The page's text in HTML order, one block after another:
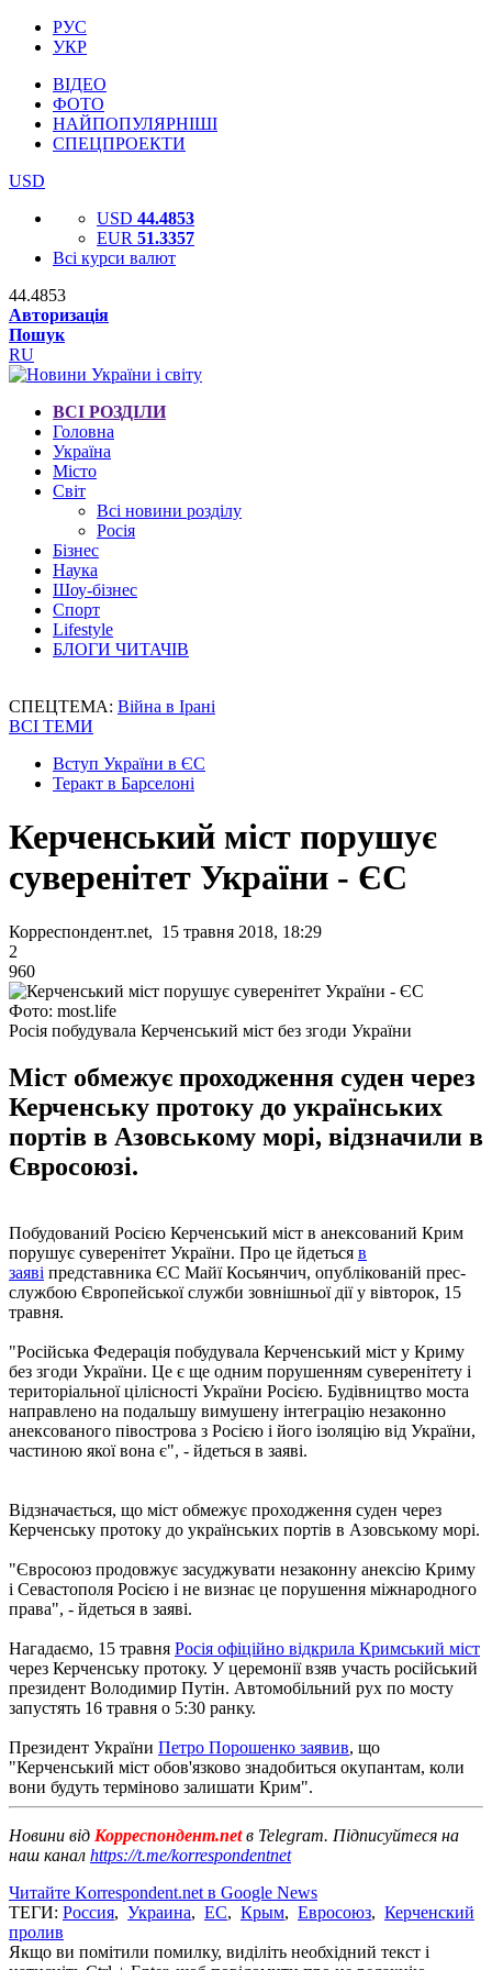
РУС
УКР
ВІДЕО
ФОТО
НАЙПОПУЛЯРНІШІ
СПЕЦПРОЕКТИ
USD
USD 44.4853
EUR 51.3357
Всі курси валют
44.4853
Авторизація
Пошук
RU
ВСІ РОЗДІЛИ
Головна
Україна
Місто
Світ
Всі новини розділу
Росія
Бізнес
Наука
Шоу-бізнес
Спорт
Lifestyle
БЛОГИ ЧИТАЧІВ
СПЕЦТЕМА: Війна в Ірані
ВСІ ТЕМИ
Вступ України в ЄС
Теракт в Барселоні
Керченський міст порушує
суверенітет України - ЄС
Корреспондент.net, 15 травня 2018, 18:29
2
960
Фото: most.life
Росія побудувала Керченський міст без згоди України
Міст обмежує проходження суден через
Керченську протоку до українських
портів в Азовському морі, відзначили в
Євросоюзі.
Побудований Росією Керченський міст в анексований Крим
порушує суверенітет України. Про це йдеться в
заяві представника ЄС Майї Косьянчич, опублікованій прес-
службою Європейської служби зовнішньої дії у вівторок, 15
травня.
"Російська Федерація побудувала Керченський міст у Криму
без згоди України. Це є ще одним порушенням суверенітету і
територіальної цілісності України Росією. Будівництво моста
направлено на подальшу вимушену інтеграцію незаконно
анексованого півострова з Росією і його ізоляцію від України,
частиною якої вона є", - йдеться в заяві.
Відзначається, що міст обмежує проходження суден через
Керченську протоку до українських портів в Азовському морі.
"Євросоюз продовжує засуджувати незаконну анексію Криму
і Севастополя Росією і не визнає це порушення міжнародного
права", - йдеться в заяві.
Нагадаємо, 15 травня Росія офіційно відкрила Кримський міст
через Керченську протоку. У церемонії взяв участь російський
президент Володимир Путін. Автомобільний рух по мосту
запустять 16 травня о 5:30 ранку.
Президент України Петро Порошенко заявив, що
"Керченський міст обов'язково знадобиться окупантам, коли
вони будуть терміново залишати Крим".
Новини від Корреспондент.netв Telegram. Підписуйтеся на
наш канал https://t.me/korrespondentnet
Читайте Korrespondent.net в Google News
ТЕГИ: Россия, Украина, ЕС, Крым, Евросоюз, Керченский
пролив
Якщо ви помітили помилку, виділіть необхідний текст і